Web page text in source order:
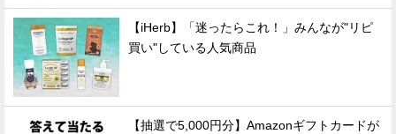
【iHerb】「迷ったらこれ！」みんなが"リピ
買い"している人気商品
【抽選で5,000円分】Amazonギフトカードが